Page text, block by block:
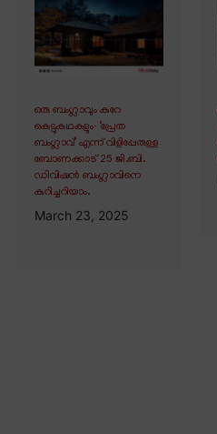
ഒരു ബംഗ്ലാവും കുറേ
കെട്ടുകഥകളും∙ ‘പ്രേത
ബംഗ്ലാവ്’ എന്ന് വിളിപ്പേരുള്ള
ബോണക്കാട് 25 ജി.ബി.
ഡിവിഷൻ ബംഗ്ലാവിനെ
കുറിച്ചറിയാം.
March 23, 2025